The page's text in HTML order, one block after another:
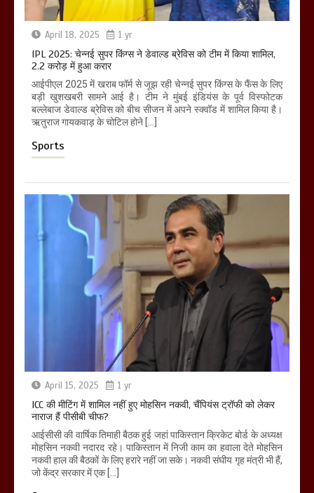
April 18, 2025 1 yr
IPL 2025: चेन्नई सुपर किंग्स ने डेवाल्ड ब्रेविस को टीम में किया शामिल,
2.2 करोड़ में हुआ करार
आईपीएल 2025 में खराब फॉर्म से जूझ रही चेन्नई सुपर किंग्स के फैंस के लिए
बड़ी खुशखबरी सामने आई है। टीम ने मुंबई इंडियंस के पूर्व विस्फोटक
बल्लेबाज डेवाल्ड ब्रेविस को बीच सीजन में अपने स्क्वॉड में शामिल किया है।
ऋतुराज गायकवाड़ के चोटिल होने […]
Sports
April 15, 2025 1 yr
ICC की मीटिंग में शामिल नहीं हुए मोहसिन नकवी, चैंपियंस ट्रॉफी को लेकर
नाराज हैं पीसीबी चीफ?
आईसीसी की वार्षिक तिमाही बैठक हुई जहां पाकिस्तान क्रिकेट बोर्ड के अध्यक्ष
मोहसिन नकवी नदारद रहे। पाकिस्तान में निजी काम का हवाला देते मोहसिन
नकवी हाल की बैठकों के लिए हरारे नहीं जा सके। नकवी संघीय गृह मंत्री भी हैं,
जो केंद्र सरकार में एक […]